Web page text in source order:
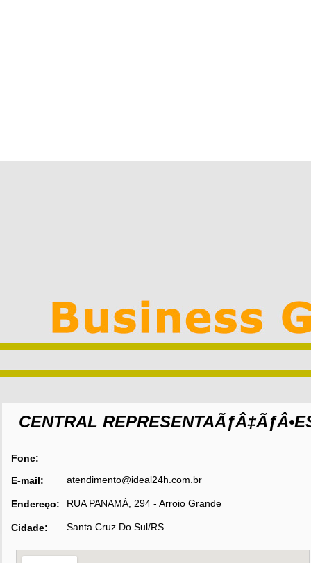
CENTRAL
Fone:
E-mail:
atendimento@ideal24h.com.br
Endereço: RUA PANAMÁ, 294 - Arroio Grande
Cidade: Santa Cruz Do Sul/RS